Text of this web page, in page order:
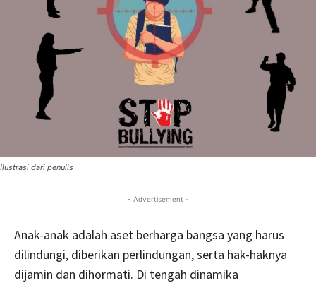
Ilustrasi dari penulis
- Advertisement -
Anak-anak adalah aset berharga bangsa yang harus
dilindungi, diberikan perlindungan, serta hak-haknya
dijamin dan dihormati. Di tengah dinamika